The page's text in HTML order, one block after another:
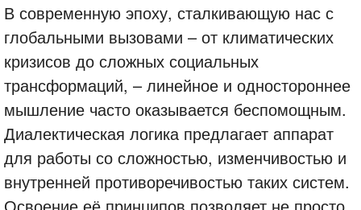
В современную эпоху, сталкивающую нас с
глобальными вызовами – от климатических
кризисов до сложных социальных
трансформаций, – линейное и одностороннее
мышление часто оказывается беспомощным.
Диалектическая логика предлагает аппарат
для работы со сложностью, изменчивостью и
внутренней противоречивостью таких систем.